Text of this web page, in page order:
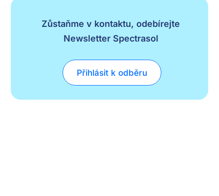
Zůstaňme v kontaktu, odebírejte
Newsletter Spectrasol
Přihlásit k odběru